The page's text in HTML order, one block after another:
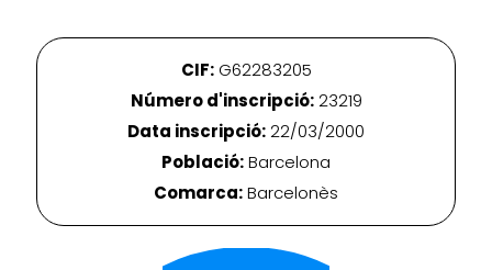
CIF:G62283205
Número d'inscripció:23219
Data inscripció:22/03/2000
Població:Barcelona
Comarca:Barcelonès